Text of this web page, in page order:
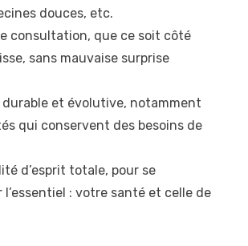
douces, etc.
consultation, que ce soit côté
sans mauvaise surprise
durable et évolutive, notamment
qui conservent des besoins de
d’esprit totale, pour se
: votre santé et celle de